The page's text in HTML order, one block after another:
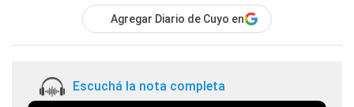
Agregar Diario de Cuyo en
Escuchá la nota completa